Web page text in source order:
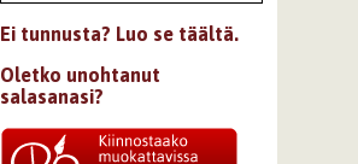
Ei tunnusta? Luo se täältä.
Oletko unohtanut
salasanasi?